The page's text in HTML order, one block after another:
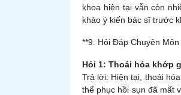
khoa hiện tại vẫn còn
khảo ý kiến bác sĩ trước
**9. Hỏi Đáp Chuyên
Hỏi 1: Thoái hóa khớp
Trả lời: Hiện tại, thoái
thể phục hồi sụn đã mất